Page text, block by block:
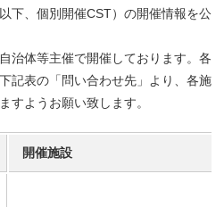
下、個別開催CST）の開催情報を公
治体等主催で開催しております。各
記表の「問い合わせ先」より、各施
すようお願い致します。
開催施設